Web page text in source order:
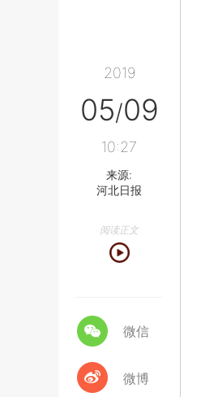
2019
05/09
10:27
来源:
河北日报
阅读正文
微信
微博